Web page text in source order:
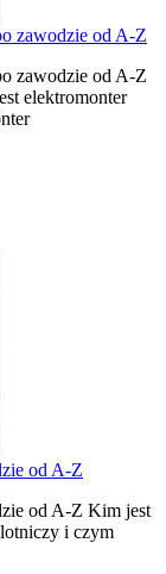
zawodzie od A-Z
zawodzie od A-Z
elektromonter
od A-Z
od A-Z Kim jest
i czym